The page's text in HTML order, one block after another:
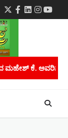
Twitter
Facebook
LinkedIn